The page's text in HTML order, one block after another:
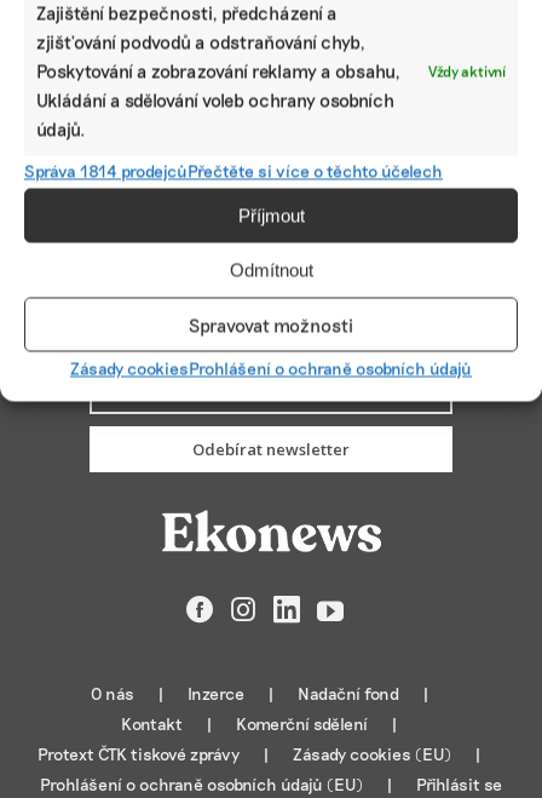
Zajištění bezpečnosti, předcházení a
zjišťování podvodů a odstraňování chyb,
Poskytování a zobrazování reklamy a obsahu,
Ukládání a sdělování voleb ochrany osobních
údajů.
Vždy aktivní
Správa 1814 prodejcůPřečtěte si více o těchto účelech
Příjmout
Odmítnout
Spravovat možnosti
Zásady cookiesProhlášení o ochraně osobních údajů
Lidé v ESG
Od čokolády k pivu. Prazdroj má novou posilu
PŘIHLÁSIT ODBĚR
Odebírat newsletter
FacebookInstagramLinkedIn
YouTube
O nás Inzerce
Nadační fond
Kontakt
Komerční sdělení
Protext ČTK tiskové zprávy
Zásady cookies (EU)
Prohlášení o ochraně osobních údajů (EU)
Přihlásit se